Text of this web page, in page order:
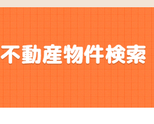
不動産物件検索